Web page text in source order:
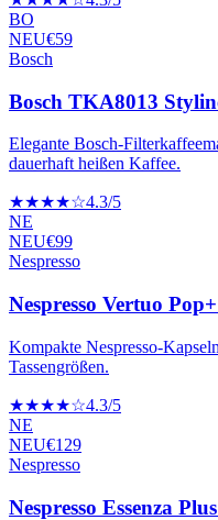
BO
NEU€59
Bosch
Bosch TKA8013
Elegante Bosch-
dauerhaft heißen Kaffee.
★★★★☆4.3/5
NE
NEU€99
Nespresso
Nespresso Vertuo
Kompakte Nespresso-
Tassengrößen.
★★★★☆4.3/5
NE
NEU€129
Nespresso
Nespresso Essenza